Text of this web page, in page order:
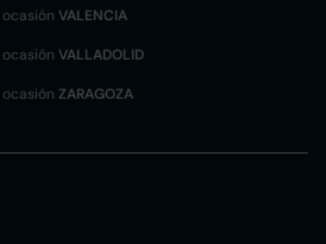
VALENCIA
VALLADOLID
ZARAGOZA